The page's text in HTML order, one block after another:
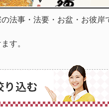
法事・法要・お盆・お彼岸
す。